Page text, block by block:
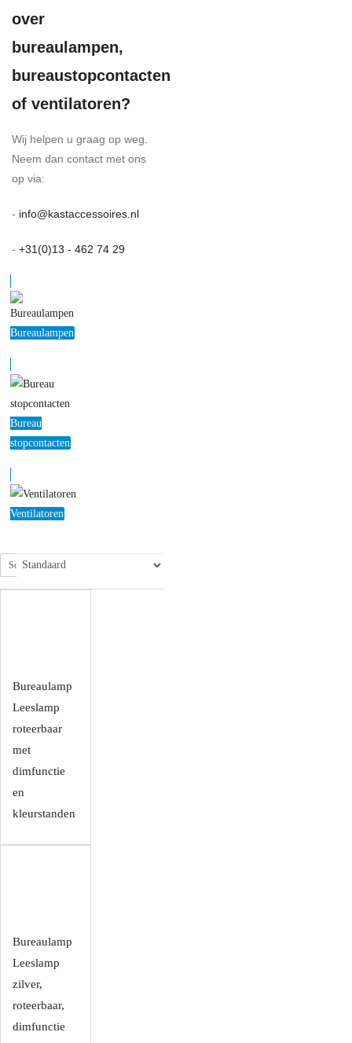
over
bureaulampen,
bureaustopcontacten
of ventilatoren?
Wij helpen u graag op weg.
Neem dan contact met ons
op via:
- info@kastaccessoires.nl
- +31(0)13 - 462 74 29
Bureaulampen
Bureau
stopcontacten
Ventilatoren
Sorteren op:
Bureaulamp
Leeslamp
roteerbaar
met
dimfunctie
en
kleurstanden
Bureaulamp
Leeslamp
zilver,
roteerbaar,
dimfunctie